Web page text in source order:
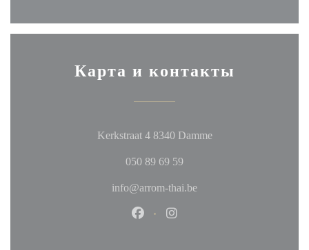
Карта и контакты
Kerkstraat 4 8340 Damme((открывается в
050 89 69 59
info@arrom-thai.be
Facebook ((открывается в